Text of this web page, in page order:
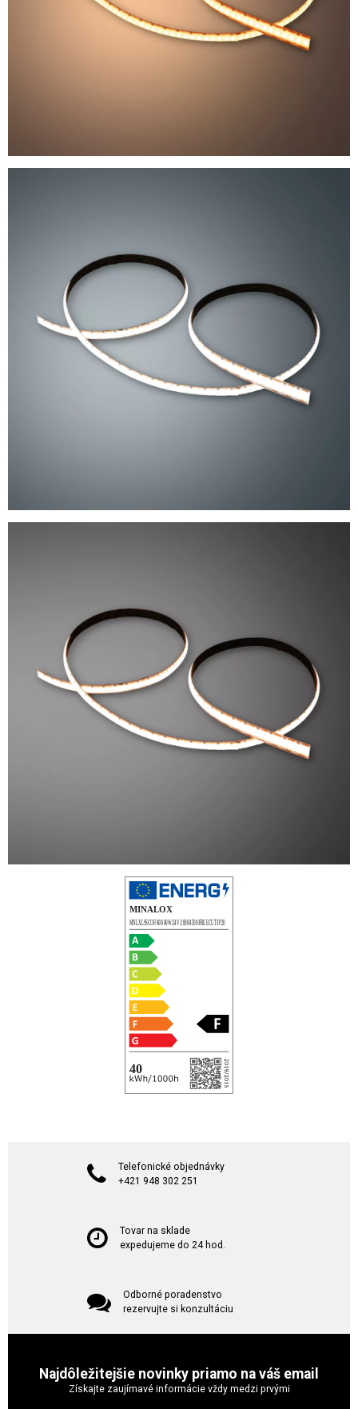
Telefonické objednávky
+421 948 302 251
Tovar na sklade
expedujeme do 24 hod.
Odborné poradenstvo
rezervujte si konzultáciu
Najdôležitejšie novinky priamo na váš email
Získajte zaujímavé informácie vždy medzi prvými